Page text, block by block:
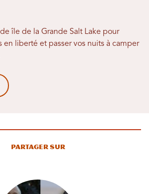
île de la Grande Salt Lake pour
en liberté et passer vos nuits à camper
Partager sur